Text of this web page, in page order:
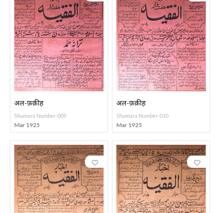
अल-फ़क़ीह
Shumara Number-009
Mar 1925
अल-फ़क़ीह
Shumara Number-010
Mar 1925